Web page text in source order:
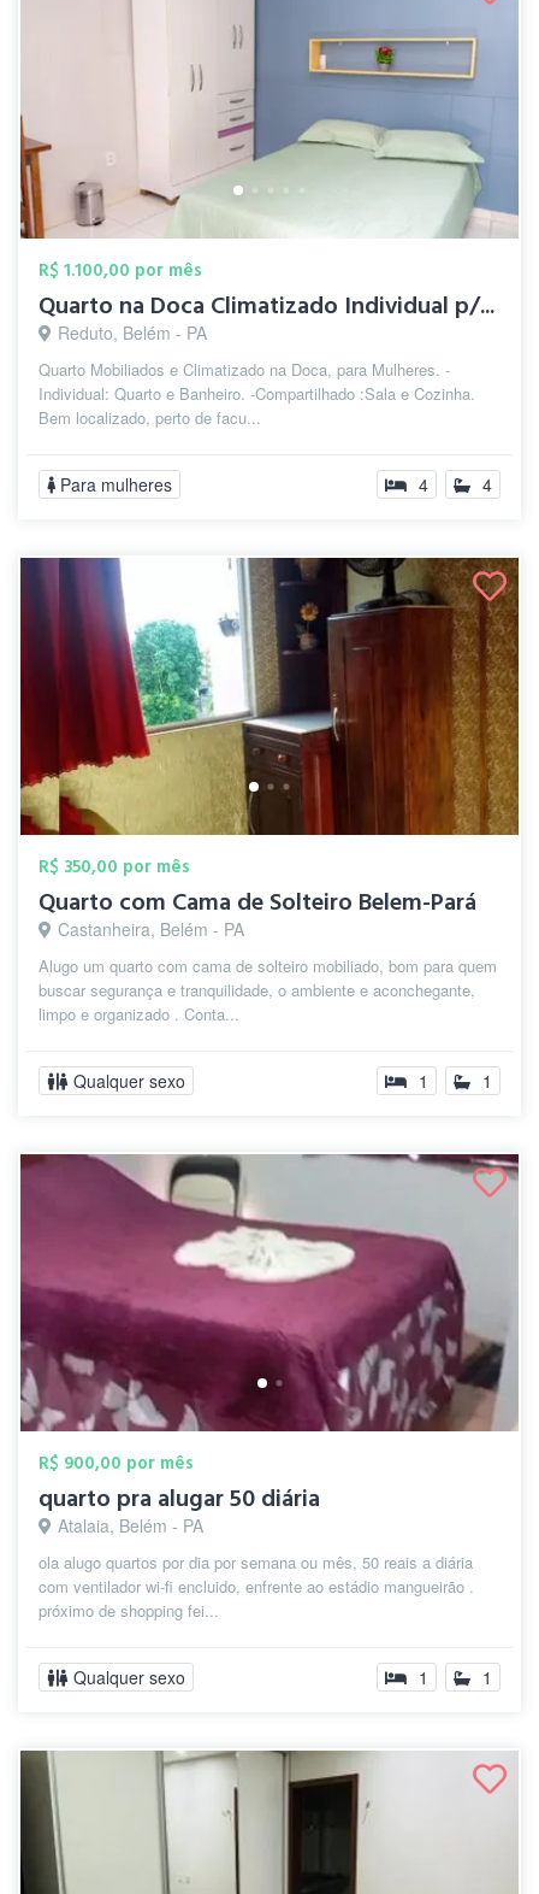
R$ 1.100,00 por mês
Quarto na Doca Climatizado Individual p/...
Reduto, Belém - PA
Quarto Mobiliados e Climatizado na Doca, para Mulheres. -
Individual: Quarto e Banheiro. -Compartilhado :Sala e Cozinha.
Bem localizado, perto de facu...
Para mulheres 4 4
R$ 350,00 por mês
Quarto com Cama de Solteiro Belem-Pará
Castanheira, Belém - PA
Alugo um quarto com cama de solteiro mobiliado, bom para quem
buscar segurança e tranquilidade, o ambiente e aconchegante,
limpo e organizado . Conta...
Qualquer sexo 1 1
R$ 900,00 por mês
quarto pra alugar 50 diária
Atalaia, Belém - PA
ola alugo quartos por dia por semana ou mês, 50 reais a diária
com ventilador wi-fi encluido, enfrente ao estádio mangueirão .
próximo de shopping fei...
Qualquer sexo 1 1